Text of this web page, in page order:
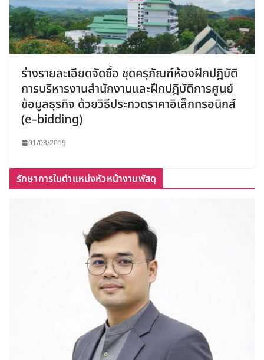
ร่างรายละเอียดจัดซื้อ ชุดครุภัณฑ์ห้องฝึกปฎิบัติ
การบริหารงานสำนักงานและฝึกปฎิบัติการศูนย์
ข้อมูลธุรกิจ ด้วยวิธีประกวดราคาอิเล็กทรอนิกส์
(e–bidding)
01/03/2019
รักษาการในตำแหน่งหัวหน้างานพัสดุ